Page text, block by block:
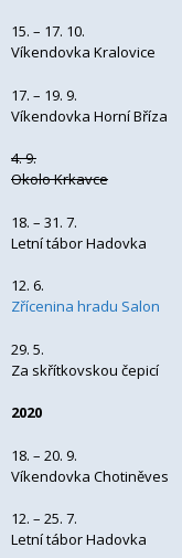
15. – 17. 10.
Víkendovka Kralovice
17. – 19. 9.
Víkendovka Horní Bříza
4. 9.
Okolo Krkavce
18. – 31. 7.
Letní tábor Hadovka
12. 6.
Zřícenina hradu Salon
29. 5.
Za skřítkovskou čepicí
2020
18. – 20. 9.
Víkendovka Chotiněves
12. – 25. 7.
Letní tábor Hadovka